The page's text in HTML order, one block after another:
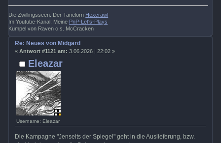
Die Zwillingsseen: Der Tanelorn Hexcrawl
Im Youtube-Kanal: Meine PnP-Let's-Plays
Kumpel von Raven c.s. McCracken
Eleazar
Username: Eleazar
Re: Neues von Midgard
« Antwort #1121 am: 3.06.2026 | 22:02 »
Die Kampagne "Jenseits der Spiegel" geht in die Auslieferung, bzw.